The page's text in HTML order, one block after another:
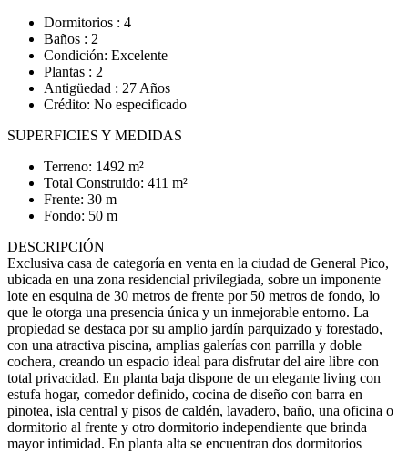
Dormitorios : 4
Baños : 2
Condición: Excelente
Plantas : 2
Antigüedad : 27 Años
Crédito: No especificado
SUPERFICIES Y MEDIDAS
Terreno: 1492 m²
Total Construido: 411 m²
Frente: 30 m
Fondo: 50 m
DESCRIPCIÓN
Exclusiva casa de categoría en venta en la ciudad de General Pico,
ubicada en una zona residencial privilegiada, sobre un imponente
lote en esquina de 30 metros de frente por 50 metros de fondo, lo
que le otorga una presencia única y un inmejorable entorno. La
propiedad se destaca por su amplio jardín parquizado y forestado,
con una atractiva piscina, amplias galerías con parrilla y doble
cochera, creando un espacio ideal para disfrutar del aire libre con
total privacidad. En planta baja dispone de un elegante living con
estufa hogar, comedor definido, cocina de diseño con barra en
pinotea, isla central y pisos de caldén, lavadero, baño, una oficina o
dormitorio al frente y otro dormitorio independiente que brinda
mayor intimidad. En planta alta se encuentran dos dormitorios